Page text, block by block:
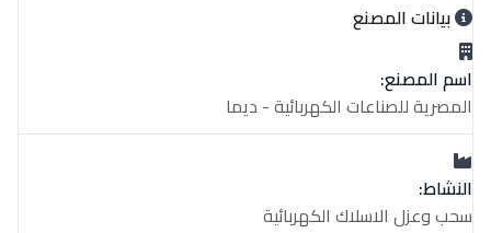
بيانات المصنع
اسم المصنع:
المصرية للصناعات الكهربائية - ديما
النشاط:
سحب وعزل الاسلاك الكهربائية